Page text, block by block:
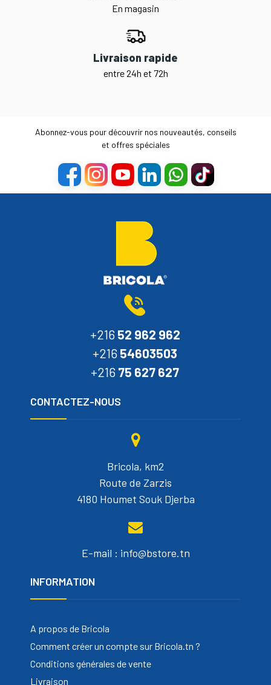
En magasin
Livraison rapide
entre 24h et 72h
Abonnez-vous pour découvrir nos nouveautés, conseils
et offres spéciales
+216 52 962 962
+216 54603503
+216 75 627 627
CONTACTEZ-NOUS
Bricola, km2
Route de Zarzis
4180 Houmet Souk Djerba
E-mail : info@bstore.tn
INFORMATION
A propos de Bricola
Comment créer un compte sur Bricola.tn ?
Conditions générales de vente
Livraison